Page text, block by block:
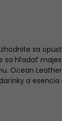
sa
sa hľadať
Ocean
a